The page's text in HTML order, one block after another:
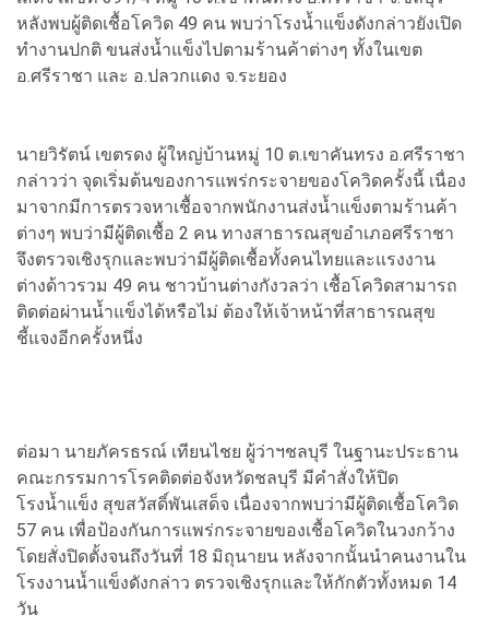
หลังพบผู้ติดเชื้อโควิด 49 คน พบว่าโรงน้ำแข็งดังกล่าวยังเปิด
ทำงานปกติ ขนส่งน้ำแข็งไปตามร้านค้าต่างๆ ทั้งในเขต
อ.ศรีราชา และ อ.ปลวกแดง จ.ระยอง
นายวิรัตน์ เขตรดง ผู้ใหญ่บ้านหมู่ 10 ต.เขาคันทรง อ.ศรีราชา
กล่าวว่า จุดเริ่มต้นของการแพร่กระจายของโควิดครั้งนี้ เนื่อง
มาจากมีการตรวจหาเชื้อจากพนักงานส่งน้ำแข็งตามร้านค้า
ต่างๆ พบว่ามีผู้ติดเชื้อ 2 คน ทางสาธารณสุขอำเภอศรีราชา
จึงตรวจเชิงรุกและพบว่ามีผู้ติดเชื้อทั้งคนไทยและแรงงาน
ต่างด้าวรวม 49 คน ชาวบ้านต่างกังวลว่า เชื้อโควิดสามารถ
ติดต่อผ่านน้ำแข็งได้หรือไม่ ต้องให้เจ้าหน้าที่สาธารณสุข
ชี้แจงอีกครั้งหนึ่ง
ต่อมา นายภัครธรณ์ เทียนไชย ผู้ว่าฯชลบุรี ในฐานะประธาน
คณะกรรมการโรคติดต่อจังหวัดชลบุรี มีคำสั่งให้ปิด
โรงน้ำแข็ง สุขสวัสดิ์พันเสด็จ เนื่องจากพบว่ามีผู้ติดเชื้อโควิด
57 คน เพื่อป้องกันการแพร่กระจายของเชื้อโควิดในวงกว้าง
โดยสั่งปิดตั้งจนถึงวันที่ 18 มิถุนายน หลังจากนั้นนำคนงานใน
โรงงานน้ำแข็งดังกล่าว ตรวจเชิงรุกและให้กักตัวทั้งหมด 14
วัน